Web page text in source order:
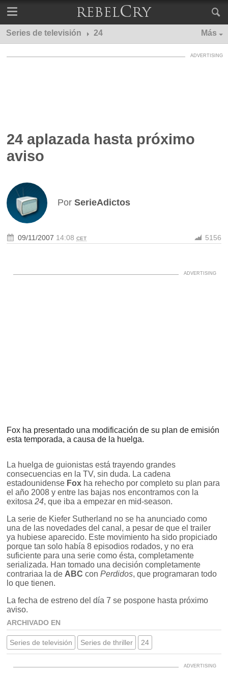
Series de televisión 24 Más
24 aplazada hasta próximo
aviso
PorSerieAdictos
09/11/2007 14:08CET 5156
Fox ha presentado una modificación de su plan de emisión
esta temporada, a causa de la huelga.
La huelga de guionistas está trayendo grandes
consecuencias en la TV, sin duda. La cadena
estadounidense Fox ha rehecho por completo su plan para
el año 2008 y entre las bajas nos encontramos con la
exitosa24, que iba a empezar en mid-season.
La serie de Kiefer Sutherland no se ha anunciado como
una de las novedades del canal, a pesar de que el trailer
ya hubiese aparecido. Este movimiento ha sido propiciado
porque tan solo había 8 episodios rodados, y no era
suficiente para una serie como ésta, completamente
serializada. Han tomado una decisión completamente
contrariaa la de ABC conPerdidos, que programaran todo
lo que tienen.
La fecha de estreno del día 7 se pospone hasta próximo
aviso.
ARCHIVADO EN
Series de televisión Series de thriller 24